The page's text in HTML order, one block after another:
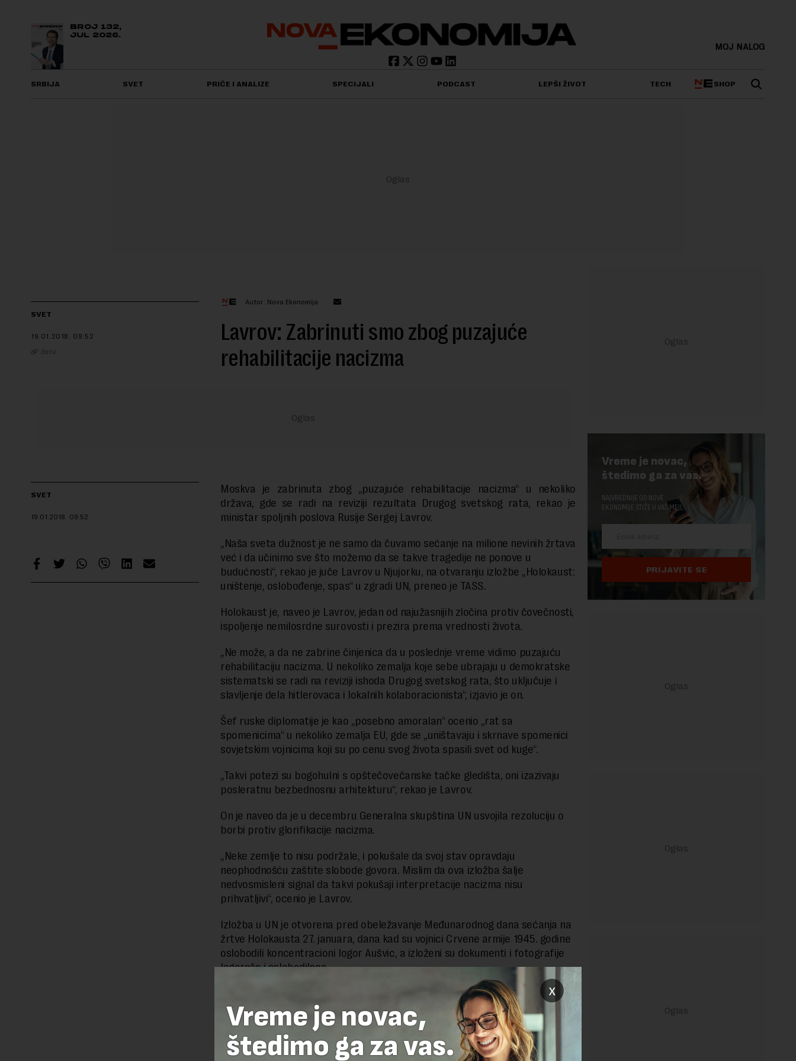
BROJ 132,
JUL 2026.
MOJ NALOG
SRBIJA SVET PRIČE I ANALIZE SPECIJALI PODCAST LEPŠI ŽIVOT TECH SHOP
SVET
19.01.2018. 09:52
Beta
Autor: Nova Ekonomija
Lavrov: Zabrinuti smo zbog puzajuće
rehabilitacije nacizma
SVET
19.01.2018. 09:52
Moskva je zabrinuta zbog „puzajuće rehabilitacije nacizma“ u nekoliko
država, gde se radi na reviziji rezultata Drugog svetskog rata, rekao je
ministar spoljnih poslova Rusije Sergej Lavrov.
„Naša sveta dužnost je ne samo da čuvamo sećanje na milione nevinih žrtava
već i da učinimo sve što možemo da se takve tragedije ne ponove u
budućnosti“, rekao je juče Lavrov u Njujorku, na otvaranju izložbe „Holokaust:
uništenje, oslobođenje, spas“ u zgradi UN, preneo je TASS.
Holokaust je, naveo je Lavrov, jedan od najužasnijih zločina protiv čovečnosti,
ispoljenje nemilosrdne surovosti i prezira prema vrednosti života.
„Ne može, a da ne zabrine činjenica da u poslednje vreme vidimo puzajuću
rehabilitaciju nacizma. U nekoliko zemalja koje sebe ubrajaju u demokratske
sistematski se radi na reviziji ishoda Drugog svetskog rata, što uključuje i
slavljenje dela hitlerovaca i lokalnih kolaboracionista“, izjavio je on.
Šef ruske diplomatije je kao „posebno amoralan“ ocenio „rat sa
spomenicima“ u nekoliko zemalja EU, gde se „uništavaju i skrnave spomenici
sovjetskim vojnicima koji su po cenu svog života spasili svet od kuge“.
„Takvi potezi su bogohulni s opštečovečanske tačke gledišta, oni izazivaju
posleratnu bezbednosnu arhitekturu“, rekao je Lavrov.
On je naveo da je u decembru Generalna skupština UN usvojila rezoluciju o
borbi protiv glorifikacije nacizma.
„Neke zemlje to nisu podržale, i pokušale da svoj stav opravdaju
neophodnošću zaštite slobode govora. Mislim da ova izložba šalje
nedvosmisleni signal da takvi pokušaji interpretacije nacizma nisu
prihvatljivi“, ocenio je Lavrov.
Izložba u UN je otvorena pred obeležavanje Međunarodnog dana sećanja na
žrtve Holokausta 27. januara, dana kad su vojnici Crvene armije 1945. godine
oslobodili koncentracioni logor Aušvic, a izloženi su dokumenti i fotografije
logoraša i oslobodilaca.
Preuzimanje delova teksta je dozvoljeno, ali uz obavezno navođenje izvora i uz postavljanje linka
ka izvornom tekstu na novaekonomija.rs
Vreme je novac,
štedimo ga za vas.
NAJVREDNIJE OD NOVE
EKONOMIJE STIŽE U VAŠ MEJL.
PRIJAVITE SE
x
Vreme je novac,
štedimo ga za vas.